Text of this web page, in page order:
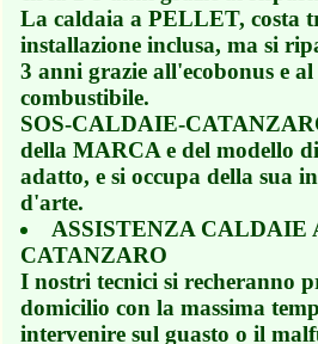
La caldaia a PELLET, costa
installazione inclusa, ma si
3 anni grazie all'ecobonus e
combustibile.
SOS-CALDAIE-
della MARCA e del modello
adatto, e si occupa della sua
d'arte.
ASSISTENZA CALDAIE
CATANZARO
I nostri tecnici si recheranno
domicilio con la massima
intervenire sul guasto o il